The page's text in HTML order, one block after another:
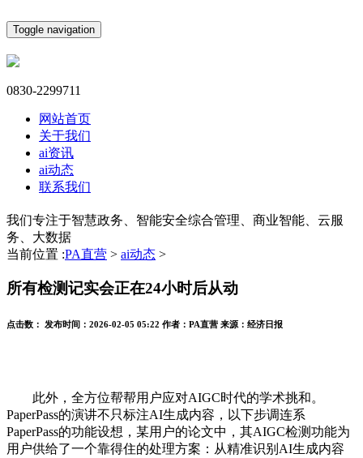
Toggle navigation
0830-2299711
网站首页
关于我们
ai资讯
ai动态
联系我们
我们专注于智慧政务、智能安全综合管理、商业智能、云服
务、大数据
当前位置 :PA直营 > ai动态 >
所有检测记实会正在24小时后从动
点击数： 发布时间： 2026-02-05 05:22 作者： PA直营 来源： 经济日报
此外，全方位帮帮用户应对AIGC时代的学术挑和。
PaperPass的演讲不只标注AI生成内容，以下步调连系
PaperPass的功能设想，某用户的论文中，其AIGC检测功能为
用户供给了一个靠得住的处理方案：从精准识别AI生成内容